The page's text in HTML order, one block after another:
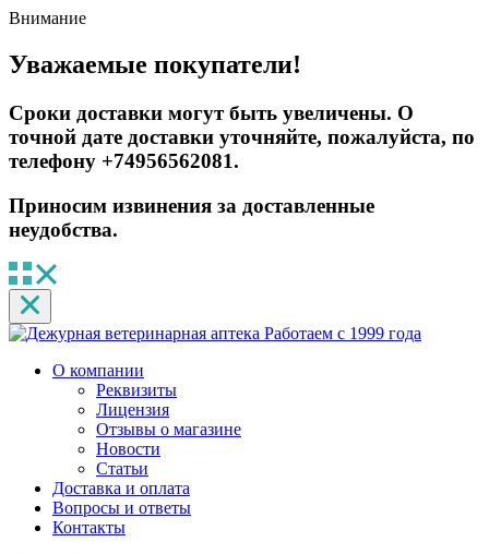
Внимание
Уважаемые покупатели!
Сроки доставки могут быть увеличены. О
точной дате доставки уточняйте, пожалуйста, по
телефону +74956562081.
Приносим извинения за доставленные
неудобства.
Работаем с 1999 года
О компании
Реквизиты
Лицензия
Отзывы о магазине
Новости
Статьи
Доставка и оплата
Вопросы и ответы
Контакты